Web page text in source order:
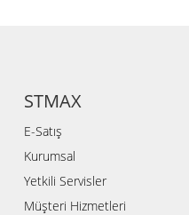
STMAX
E-Satış
Kurumsal
Yetkili Servisler
Müşteri Hizmetleri